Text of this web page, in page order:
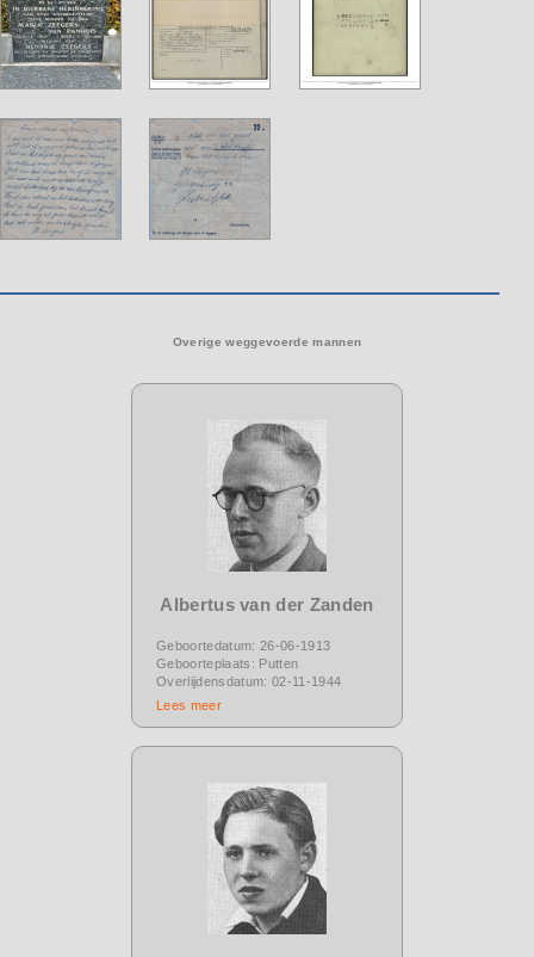
Overige weggevoerde mannen
Albertus van der Zanden
Geboortedatum: 26-06-1913
Geboorteplaats: Putten
Overlijdensdatum: 02-11-1944
Lees meer